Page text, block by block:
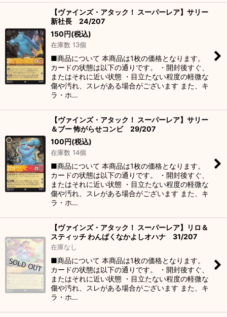
【ヴァインズ・アタック！ スーパーレア】サリー
新社長 24/207
150円(税込)
在庫数 13個
■商品について 本商品は1枚の価格となります。
カードの状態は以下の通りです。 ・開封後すぐ、
またはそれに近い状態 ・目立たない程度の軽微な
傷や汚れ、スレがある場合がございます また、キ
ラ・ホ…
【ヴァインズ・アタック！ スーパーレア】サリー
＆ブー 怖がらせコンビ 29/207
100円(税込)
在庫数 14個
■商品について 本商品は1枚の価格となります。
カードの状態は以下の通りです。 ・開封後すぐ、
またはそれに近い状態 ・目立たない程度の軽微な
傷や汚れ、スレがある場合がございます また、キ
ラ・ホ…
【ヴァインズ・アタック！ スーパーレア】リロ＆
スティッチ わんぱくなかよしオハナ 31/207
在庫なし
■商品について 本商品は1枚の価格となります。
カードの状態は以下の通りです。 ・開封後すぐ、
またはそれに近い状態 ・目立たない程度の軽微な
傷や汚れ、スレがある場合がございます また、キ
ラ・ホ…